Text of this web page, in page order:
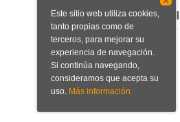
Este sitio web utiliza cookies,
tanto propias como de
terceros, para mejorar su
experiencia de navegación.
Si continúa navegando,
consideramos que acepta su
uso. Más información